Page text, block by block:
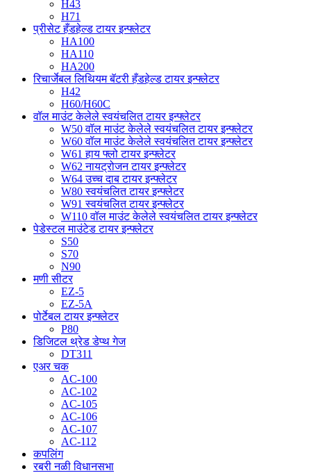
H43
H71
प्रीसेट हँडहेल्ड टायर इन्फ्लेटर
HA100
HA110
HA200
रिचार्जेबल लिथियम बॅटरी हँडहेल्ड टायर इन्फ्लेटर
H42
H60/H60C
वॉल माउंट केलेले स्वयंचलित टायर इन्फ्लेटर
W50 वॉल माउंट केलेले स्वयंचलित टायर इन्फ्लेटर
W60 वॉल माउंट केलेले स्वयंचलित टायर इन्फ्लेटर
W61 हाय फ्लो टायर इन्फ्लेटर
W62 नायट्रोजन टायर इन्फ्लेटर
W64 उच्च दाब टायर इन्फ्लेटर
W80 स्वयंचलित टायर इन्फ्लेटर
W91 स्वयंचलित टायर इन्फ्लेटर
W110 वॉल माउंट केलेले स्वयंचलित टायर इन्फ्लेटर
पेडेस्टल माउंटेड टायर इन्फ्लेटर
S50
S70
N90
मणी सीटर
EZ-5
EZ-5A
पोर्टेबल टायर इन्फ्लेटर
P80
डिजिटल थ्रेड डेप्थ गेज
DT311
एअर चक
AC-100
AC-102
AC-105
AC-106
AC-107
AC-112
कपलिंग
रबरी नळी विधानसभा